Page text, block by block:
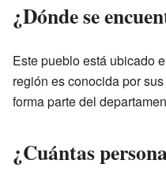
¿Dónde se
Este pueblo está ubicado
región es conocida por
forma parte del
¿Cuántas